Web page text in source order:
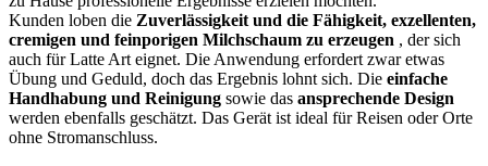
Kunden loben die Zuverlässigkeit und die Fähigkeit, exzellenten,
cremigen und feinporigen Milchschaum zu erzeugen , der sich
auch für Latte Art eignet. Die Anwendung erfordert zwar etwas
Übung und Geduld, doch das Ergebnis lohnt sich. Die einfache
Handhabung und Reinigung sowie das ansprechende Design
werden ebenfalls geschätzt. Das Gerät ist ideal für Reisen oder Orte
ohne Stromanschluss.